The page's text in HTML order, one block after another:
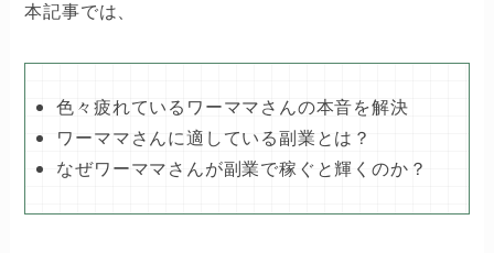
本記事では、
色々疲れているワーママさんの本音を解決
ワーママさんに適している副業とは？
なぜワーママさんが副業で稼ぐと輝くのか？